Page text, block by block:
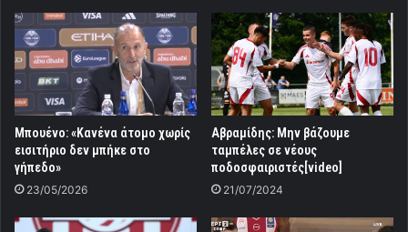
Μπουένο: «Κανένα άτομο χωρίς
εισιτήριο δεν μπήκε στο
γήπεδο»
23/05/2026
Αβραμίδης: Μην βάζουμε
ταμπέλες σε νέους
ποδοσφαιριστές[video]
21/07/2024